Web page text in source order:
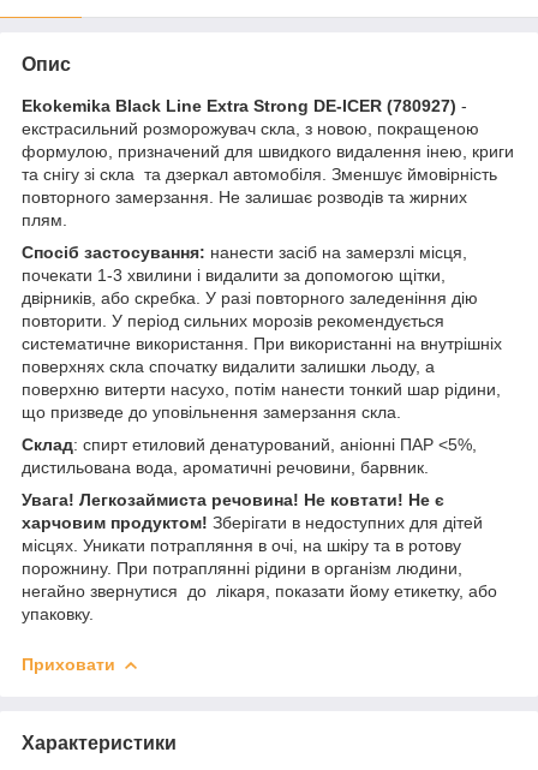
Опис
Ekokemika Black Line Extra Strong DE-ICER (780927) -
екстрасильний розморожувач скла, з новою, покращеною
формулою, призначений для швидкого видалення інею, криги
та снігу зі скла та дзеркал автомобіля. Зменшує ймовірність
повторного замерзання. Не залишає розводів та жирних
плям.
Спосіб застосування: нанести засіб на замерзлі місця,
почекати 1-3 хвилини і видалити за допомогою щітки,
двірників, або скребка. У разі повторного заледеніння дію
повторити. У період сильних морозів рекомендується
систематичне використання. При використанні на внутрішніх
поверхнях скла спочатку видалити залишки льоду, а
поверхню витерти насухо, потім нанести тонкий шар рідини,
що призведе до уповільнення замерзання скла.
Склад: спирт етиловий денатурований, аніонні ПАР <5%,
дистильована вода, ароматичні речовини, барвник.
Увага! Легкозаймиста речовина! Не ковтати! Не є
харчовим продуктом! Зберігати в недоступних для дітей
місцях. Уникати потрапляння в очі, на шкіру та в ротову
порожнину. При потраплянні рідини в організм людини,
негайно звернутися до лікаря, показати йому етикетку, або
упаковку.
Приховати
Характеристики